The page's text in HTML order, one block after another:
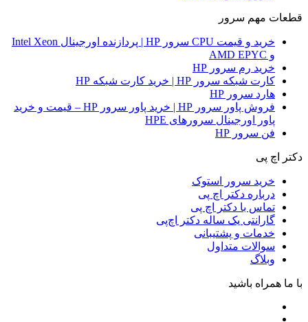
قطعات مهم سرور
خرید و قیمت CPU سرور HP | پردازنده اورجینال Intel Xeon
و AMD EPYC
خرید رم سرور HP
کارت شبکه سرور HP | خرید کارت شبکه HP
هارد سرور HP
فروش پاور سرور HP | خرید پاور سرور HP – قیمت و خرید
پاور اورجینال سرورهای HPE
فن سرور HP
دکتر اچ پی
خرید سرور استوک
درباره دکتر اچ پی
تماس با دکتر اچ پی
گارانتی یک ساله دکتر اچ‌پی
خدمات و پشتیبانی
سوالات متداول
وبلاگ
با ما همراه باشید